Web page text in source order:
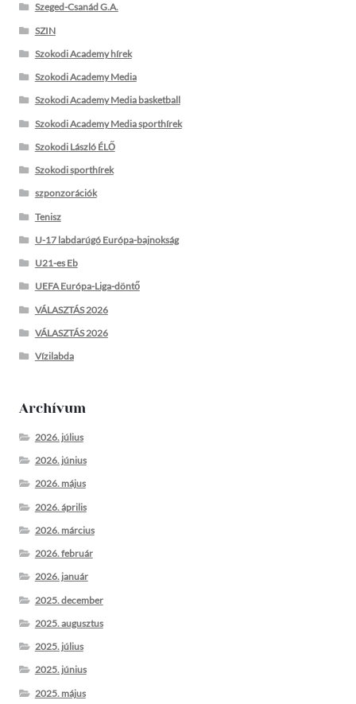
Szeged-Csanád G.A.
SZIN
Szokodi Academy hírek
Szokodi Academy Media
Szokodi Academy Media basketball
Szokodi Academy Media sporthírek
Szokodi László ÉLŐ
Szokodi sporthírek
szponzorációk
Tenisz
U-17 labdarúgó Európa-bajnokság
U21-es Eb
UEFA Európa-Liga-döntő
VÁLASZTÁS 2026
VÁLASZTÁS 2026
Vízilabda
Archívum
2026. július
2026. június
2026. május
2026. április
2026. március
2026. február
2026. január
2025. december
2025. augusztus
2025. július
2025. június
2025. május